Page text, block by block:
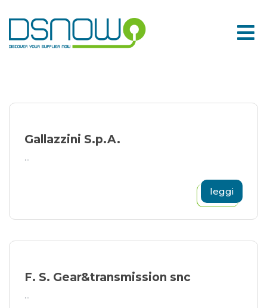
to
content
Gallazzini S.p.A.
...
leggi
F. S. Gear&transmission snc
...